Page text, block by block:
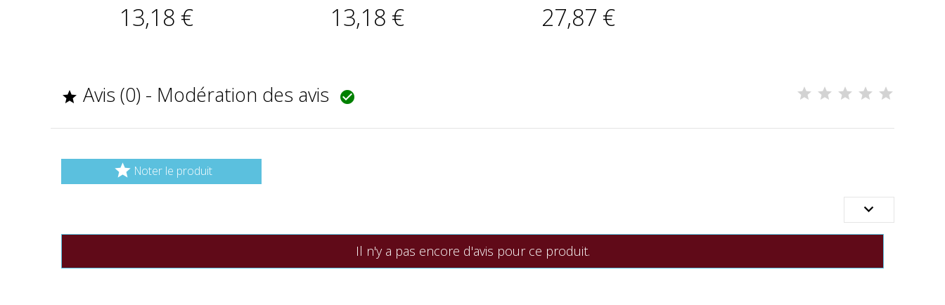
13,18 € 13,18 € 27,87 €
 Avis (0) - Modération des avis 
 Noter le produit

Il n'y a pas encore d'avis pour ce produit.